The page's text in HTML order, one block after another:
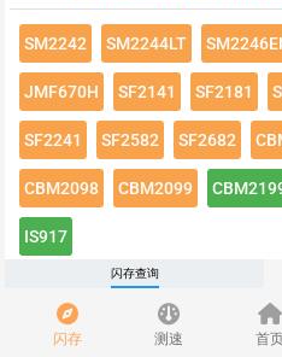
闪存 测速 首
SM2242 SM2244LT
JMF670H SF2141 SF2181
SF2241 SF2582 SF2682
CBM2098 CBM2099
IS917
点击绿色按钮有惊喜哦~
闪存速度
闪存查询